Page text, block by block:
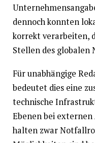
dennoch konnten
korrekt verarbeiten,
Stellen des globalen
Für unabhängige
bedeutet dies eine
technische
Ebenen bei
halten zwar